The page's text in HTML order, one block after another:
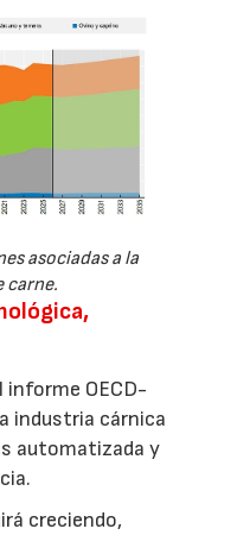
asociadas a la
carne.
informe OECD-
industria cárnica
automatizada y
creciendo,